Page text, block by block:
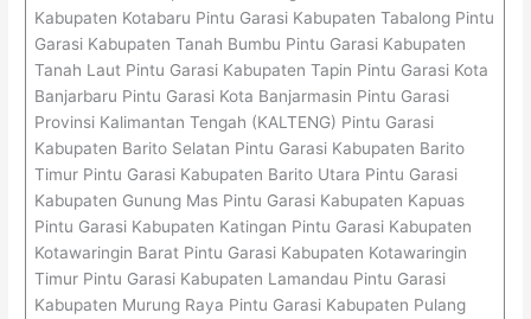
Kabupaten Kotabaru Pintu Garasi Kabupaten Tabalong Pintu
Garasi Kabupaten Tanah Bumbu Pintu Garasi Kabupaten
Tanah Laut Pintu Garasi Kabupaten Tapin Pintu Garasi Kota
Banjarbaru Pintu Garasi Kota Banjarmasin Pintu Garasi
Provinsi Kalimantan Tengah (KALTENG) Pintu Garasi
Kabupaten Barito Selatan Pintu Garasi Kabupaten Barito
Timur Pintu Garasi Kabupaten Barito Utara Pintu Garasi
Kabupaten Gunung Mas Pintu Garasi Kabupaten Kapuas
Pintu Garasi Kabupaten Katingan Pintu Garasi Kabupaten
Kotawaringin Barat Pintu Garasi Kabupaten Kotawaringin
Timur Pintu Garasi Kabupaten Lamandau Pintu Garasi
Kabupaten Murung Raya Pintu Garasi Kabupaten Pulang